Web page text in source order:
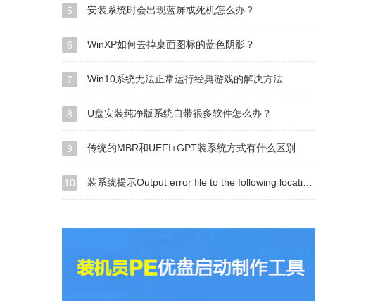
5 安装系统时会出现蓝屏或死机怎么办？
6 WinXP如何去掉桌面图标的蓝色阴影？
7 Win10系统无法正常运行经典游戏的解决方法
8 U盘安装纯净版系统自带很多软件怎么办？
9 传统的MBR和UEFI+GPT装系统方式有什么区别
10 装系统提示Output error file to the following location A：\ghosterr.txt怎么办？